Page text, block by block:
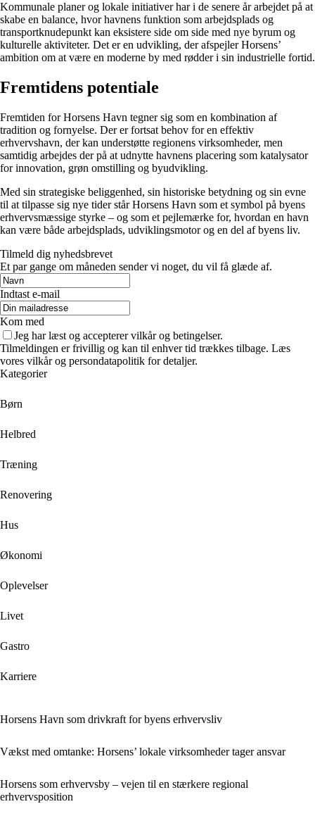
Kommunale planer og lokale initiativer har i de senere år arbejdet på at
skabe en balance, hvor havnens funktion som arbejdsplads og
transportknudepunkt kan eksistere side om side med nye byrum og
kulturelle aktiviteter. Det er en udvikling, der afspejler Horsens’
ambition om at være en moderne by med rødder i sin industrielle fortid.
Fremtidens potentiale
Fremtiden for Horsens Havn tegner sig som en kombination af
tradition og fornyelse. Der er fortsat behov for en effektiv
erhvervshavn, der kan understøtte regionens virksomheder, men
samtidig arbejdes der på at udnytte havnens placering som katalysator
for innovation, grøn omstilling og byudvikling.
Med sin strategiske beliggenhed, sin historiske betydning og sin evne
til at tilpasse sig nye tider står Horsens Havn som et symbol på byens
erhvervsmæssige styrke – og som et pejlemærke for, hvordan en havn
kan være både arbejdsplads, udviklingsmotor og en del af byens liv.
Tilmeld dig nyhedsbrevet
Et par gange om måneden sender vi noget, du vil få glæde af.
Indtast e-mail
Kom med
Jeg har læst og accepterer vilkår og betingelser.
Tilmeldingen er frivillig og kan til enhver tid trækkes tilbage. Læs
vores vilkår og persondatapolitik for detaljer.
Kategorier
Børn
Helbred
Træning
Renovering
Hus
Økonomi
Oplevelser
Livet
Gastro
Karriere
Horsens Havn som drivkraft for byens erhvervsliv
Vækst med omtanke: Horsens’ lokale virksomheder tager ansvar
Horsens som erhvervsby – vejen til en stærkere regional
erhvervsposition